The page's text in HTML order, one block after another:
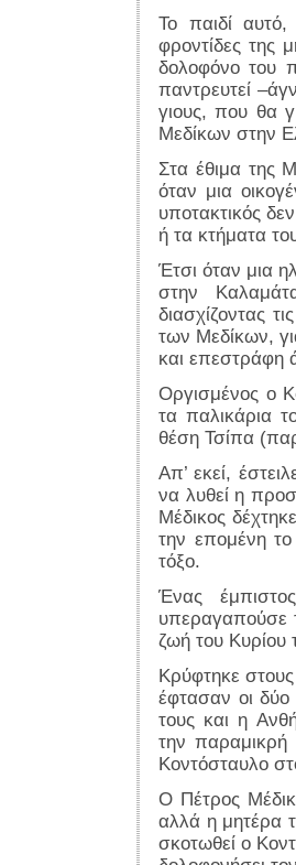
Το παιδί
φροντίδες της
δολοφόνο του
παντρευτεί
γιους, που θα
Μεδίκων στην
Στα έθιμα της
όταν μια
υποτακτικός
ή τα κτήματα
Έτσι όταν μια
στην
διασχίζοντας
των Μεδίκων,
και επεστράφη
Οργισμένος ο
τα παλικάρια
θέση Τσίπα
Απ’ εκεί,
να λυθεί η
Μέδικος
την επομένη
τόξο.
Ένας
υπεραγαπούσε
ζωή του Κυρίου
Κρύφτηκε
έφτασαν οι δύο
τους και η
την παραμικρή
Κοντόσταυλο
Ο Πέτρος
αλλά η μητέρα
σκοτωθεί ο